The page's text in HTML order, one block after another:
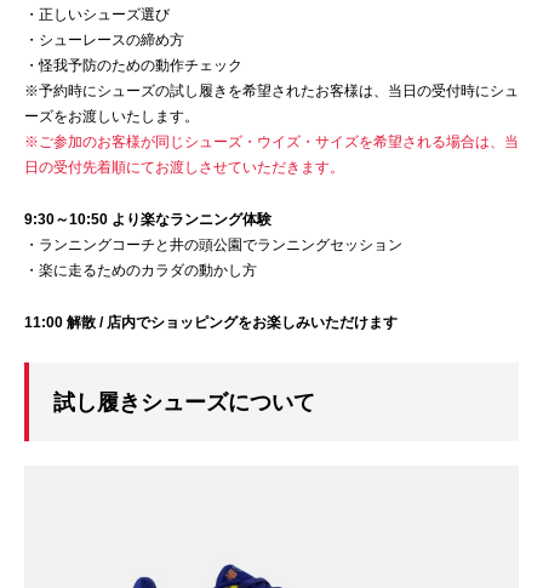
・正しいシューズ選び
・シューレースの締め方
・怪我予防のための動作チェック
※予約時にシューズの試し履きを希望されたお客様は、当日の受付時にシュ
ーズをお渡しいたします。
※ご参加のお客様が同じシューズ・ウイズ・サイズを希望される場合は、当
日の受付先着順にてお渡しさせていただきます。
9:30～10:50 より楽なランニング体験
・ランニングコーチと井の頭公園でランニングセッション
・楽に走るためのカラダの動かし方
11:00 解散 / 店内でショッピングをお楽しみいただけます
試し履きシューズについて